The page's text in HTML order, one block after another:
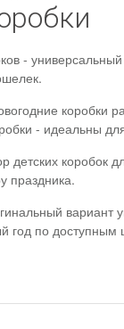
-
коробки
- идеальны
детских коробок
праздника.
вариант
год по доступным